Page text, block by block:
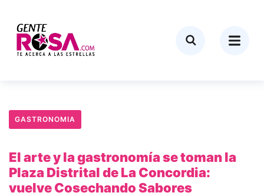
GASTRONOMIA
El arte y la gastronomía se toman la
Plaza Distrital de La Concordia:
vuelve Cosechando Sabores